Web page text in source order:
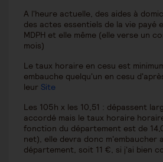
A l'heure actuelle, des aides à
des actes essentiels de la vie payé
MDPH et elle même (elle verse un
mois)
Le taux horaire en cesu est
embauche quelqu'un en cesu
leur Site
Les 105h x les 10,51 : dépassent
accordé mais le taux horaire
fonction du département est de
net), elle devra donc m'embaucher
département, soit 11 €, si j'ai bien